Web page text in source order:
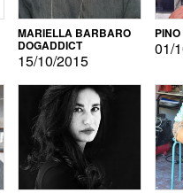
MARIELLA BARBARO
DOGADDICT
15/10/2015
01/